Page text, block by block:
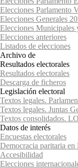
Elecciones Parlamento
Elecciones Generales
Elecciones Municipales
Elecciones anteriores
Listados de elecciones
Archivo de
Resultados electorales
Resultados electorales
Descarga de ficheros
Legislación electoral
Textos legales.
Textos legales. Juntas
Textos consolidados.
Datos de interés
Encuestas electorales
Democracia paritaria en
Accesibilidad
Elecciones